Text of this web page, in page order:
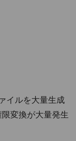
イルを大量生成
変換が大量発生